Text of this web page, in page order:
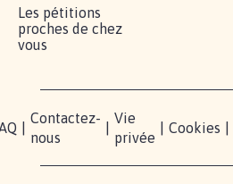
Les pétitions
proches de chez
vous
Contactez-
nous
Vie
privée
Cookies